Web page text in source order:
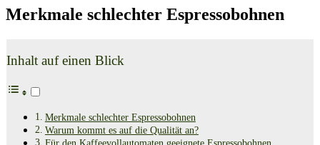
Merkmale schlechter Espressobohnen
Inhalt auf einen Blick
Merkmale schlechter Espressobohnen
Warum kommt es auf die Qualität an?